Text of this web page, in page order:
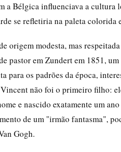
a Bélgica influenciava a cultura
se refletiria na paleta
origem modesta, mas
pastor em Zundert em 1851,
para os padrões da época,
não foi o primeiro filho:
e nascido exatamente um
de um "irmão fantasma",
Gogh.